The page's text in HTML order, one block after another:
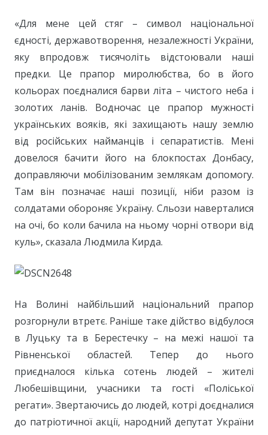
«Для мене цей стяг – символ національної
єдності, державотворення, незалежності України,
яку впродовж тисячоліть відстоювали наші
предки. Це прапор миролюбства, бо в його
кольорах поєдналися барви літа – чистого неба і
золотих ланів. Водночас це прапор мужності
українських вояків, які захищають нашу землю
від російських найманців і сепаратистів. Мені
довелося бачити його на блокпостах Донбасу,
доправляючи мобілізованим землякам допомогу.
Там він позначає наші позиції, ніби разом із
солдатами обороняє Україну. Сльози наверталися
на очі, бо коли бачила на ньому чорні отвори від
куль», сказала Людмила Кирда.
На Волині найбільший національний прапор
розгорнули втретє. Раніше таке дійство відбулося
в Луцьку та в Берестечку – на межі нашої та
Рівненської областей. Тепер до нього
приєдналося кілька сотень людей – жителі
Любешівщини, учасники та гості «Поліської
регати». Звертаючись до людей, котрі доєдналися
до патріотичної акції, народний депутат України